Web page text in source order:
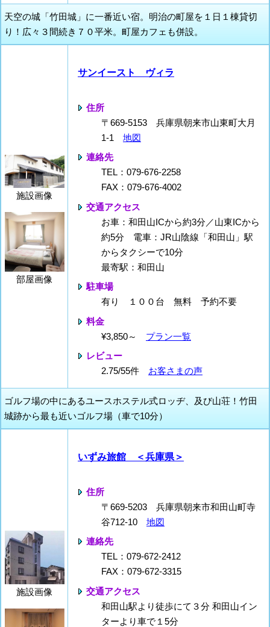
天空の城「竹田城」に一番近い宿。明治の町屋を１日１棟貸切
り！広々３間続き７０平米。町屋カフェも併設。
施設画像
部屋画像
サンイースト ヴィラ
住所
〒669-5153 兵庫県朝来市山東町大月
1-1 地図
連絡先
TEL：079-676-2258
FAX：079-676-4002
交通アクセス
お車：和田山ICから約3分／山東ICから
約5分 電車：JR山陰線「和田山」駅
からタクシーで10分
最寄駅：和田山
駐車場
有り １００台 無料 予約不要
料金
¥3,850～ プラン一覧
レビュー
2.75/55件 お客さまの声
ゴルフ場の中にあるユースホステル式ロッヂ、及び山荘！竹田
城跡から最も近いゴルフ場（車で10分）
施設画像
いずみ旅館 ＜兵庫県＞
住所
〒669-5203 兵庫県朝来市和田山町寺
谷712-10 地図
連絡先
TEL：079-672-2412
FAX：079-672-3315
交通アクセス
和田山駅より徒歩にて３分 和田山イン
ターより車で１5分